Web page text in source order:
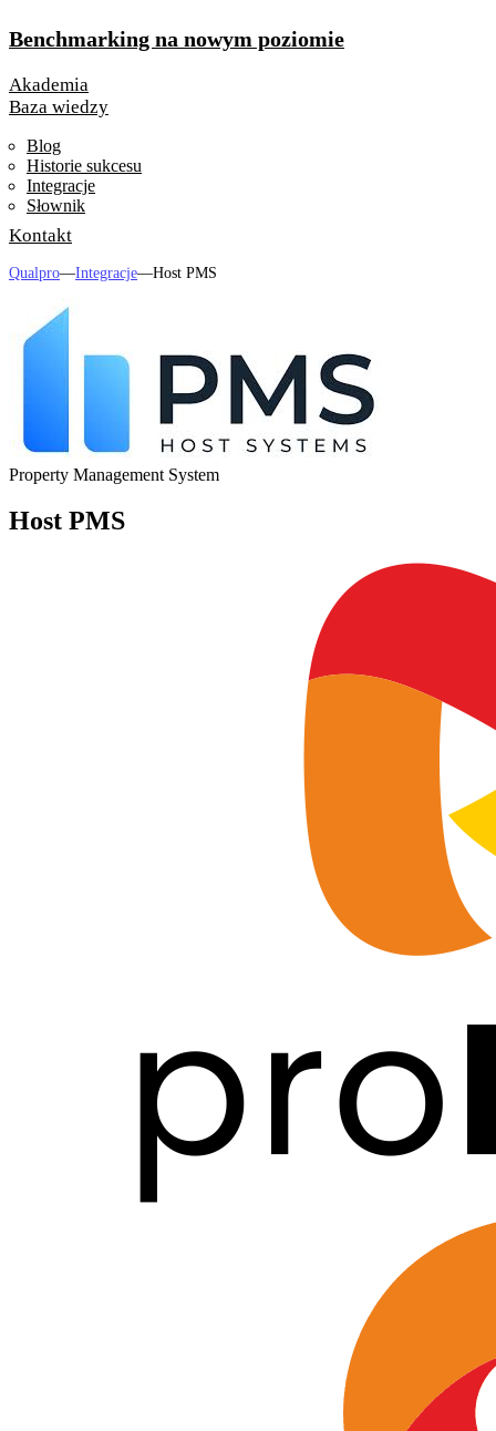
Benchmarking na nowym poziomie
Akademia
Baza wiedzy
Blog
Historie sukcesu
Integracje
Słownik
Kontakt
Qualpro—Integracje—Host PMS
Property Management System
Host PMS